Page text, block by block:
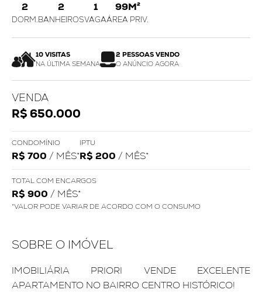
2
DORM.
2
BANHEIROS
1
VAGA
99M²
ÁREA PRIV.
10 VISITAS
NA ÚLTIMA SEMANA
2 PESSOAS VENDO
O ANÚNCIO AGORA
VENDA
R$ 650.000
CONDOMÍNIO
R$ 700 / MÊS*
IPTU
R$ 200 / MÊS*
TOTAL COM ENCARGOS
R$ 900 / MÊS*
*VALOR PODE VARIAR DE ACORDO COM O CONSUMO
SOBRE O IMÓVEL
IMOBILIÁRIA PRIORI VENDE EXCELENTE
APARTAMENTO NO BAIRRO CENTRO HISTÓRICO!